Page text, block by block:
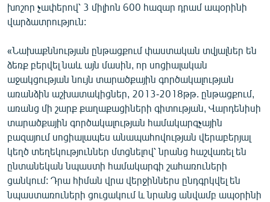
խոշոր չափերով՝ 3 միլիոն 600 հազար դրամ ապօրինի
վարձատրություն:
«Նախաքննության ընթացքում փաստական տվյալներ են
ձեռք բերվել նաև այն մասին, որ սոցիալական
աջակցության նույն տարածքային գործակալության
առանձին աշխատակիցներ, 2013-2018թթ. ընթացքում,
առանց մի շարք քաղաքացիների գիտության, Վարդենիսի
տարածքային գործակալության համակարգչային
բազայում սոցիալապես անապահովության վերաբերյալ
կեղծ տեղեկություններ մտցնելով՝ նրանց հաշվառել են
ընտանեկան նպաստի համակարգի շահառուների
ցանկում: Դրա հիման վրա վերջիններս ընդգրկվել են
նպաստառուների ցուցակում և նրանց անվամբ ապօրինի